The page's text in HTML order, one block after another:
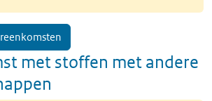
met stoffen met andere